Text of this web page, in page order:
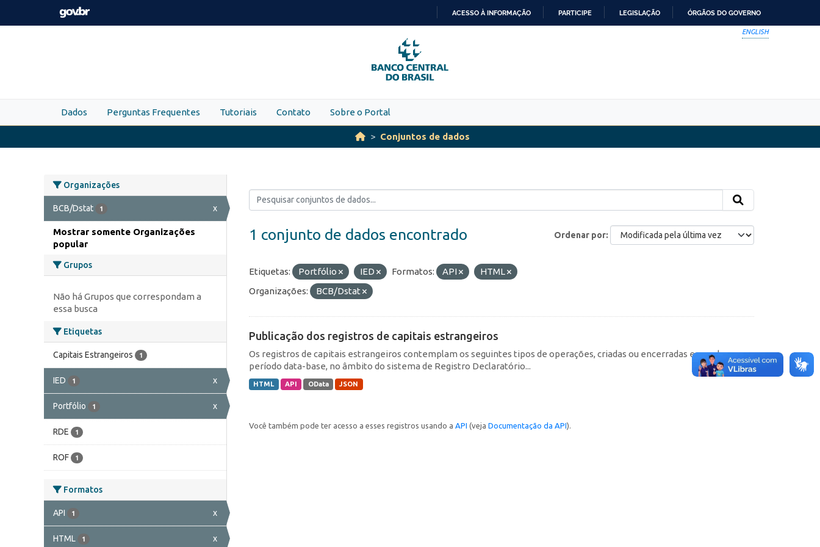
Skip to main content
PARA
O
CONTEÚDO
ACESSO À INFORMAÇÃO PARTICIPE LEGISLAÇÃO ÓRGÃOS DO GOVERNO
ENGLISH
Dados Perguntas Frequentes Tutoriais Contato Sobre o Portal
Conjuntos de dados
Organizações
BCB/Dstat 1 x
Mostrar somente Organizações
popular
Grupos
Não há Grupos que correspondam a
essa busca
Etiquetas
Capitais Estrangeiros 1
IED 1 x
Portfólio 1 x
RDE 1
ROF 1
Formatos
API 1 x
HTML 1 x
Ordenar por
1 conjunto de dados encontrado
Etiquetas: Portfólio IED Formatos: API
HTML
Organizações:
BCB/Dstat
Publicação dos registros de capitais estrangeiros
Os registros de capitais estrangeiros contemplam os seguintes tipos de operações, criadas ou encerradas em cada
período data-base, no âmbito do sistema de Registro Declaratório...
HTML API OData JSON
Você também pode ter acesso a esses registros usando a API (veja Documentação da API).